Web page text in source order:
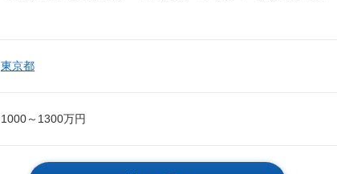
東京都
1000～1300万円